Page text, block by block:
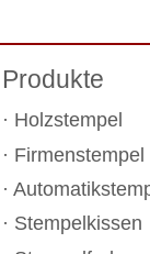
Produkte
Holzstempel
Firmenstempel
Stempelkissen